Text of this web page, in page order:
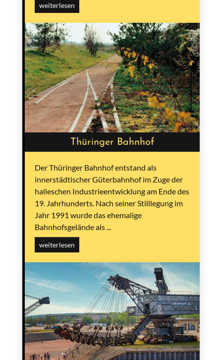
weiterlesen
Thüringer Bahnhof
Der Thüringer Bahnhof entstand als
innerstädtischer Güterbahnhof im Zuge der
halleschen Industrieentwicklung am Ende des
19. Jahrhunderts. Nach seiner Stilllegung im
Jahr 1991 wurde das ehemalige
Bahnhofsgelände als ...
weiterlesen